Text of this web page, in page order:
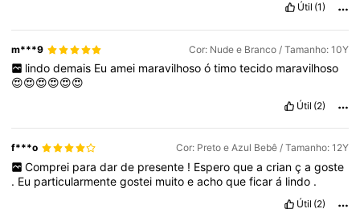
Útil (1)
m***9 Cor: Nude e Branco / Tamanho: 10Y
lindo demais Eu amei maravilhoso ó timo tecido maravilhoso
😍😍😍😍😍😍
Útil (2)
f***o Cor: Preto e Azul Bebê / Tamanho: 12Y
Comprei para dar de presente ! Espero que a crian ç a goste
. Eu particularmentegostei muitoeachoqueficará lindo .
Útil (2)